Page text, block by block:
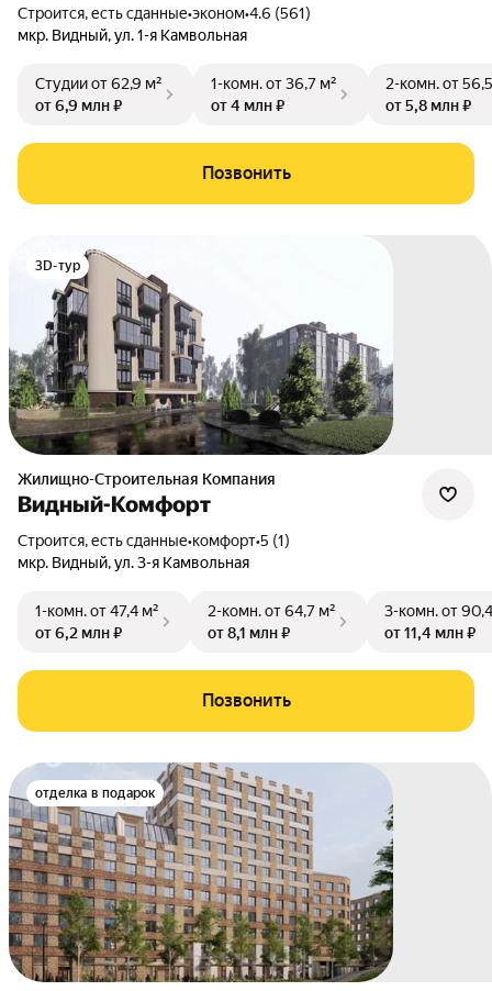
Строится, есть сданные•эконом•4.6 (561)
мкр. Видный,ул. 1-я Камвольная
Студииот 62,9 м²
от 6,9 млн ₽
1-комн.от 36,7 м²
от 4 млн ₽
2-комн.от
от 5,8 млн ₽
Позвонить
3D-тур
Жилищно-Строительная Компания
Видный-Комфорт
Строится, есть сданные•комфорт•5 (1)
мкр. Видный,ул. 3-я Камвольная
1-комн.от 47,4 м²
от 6,2 млн ₽
2-комн.от 64,7 м²
от 8,1 млн ₽
3-комн.от
от 11,4 млн ₽
Позвонить
отделка в подарок